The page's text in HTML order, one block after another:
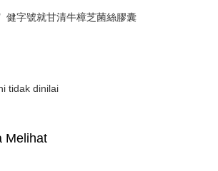
健字號就甘清牛樟芝菌絲膠囊
tidak dinilai
Melihat